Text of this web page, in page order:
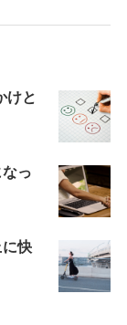
けと
っ
快